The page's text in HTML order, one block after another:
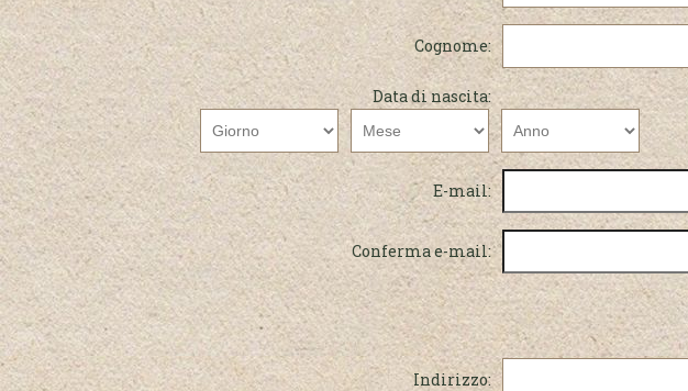
Cognome:
Data di nascita:
E-mail:
Conferma e-mail:
Indirizzo: